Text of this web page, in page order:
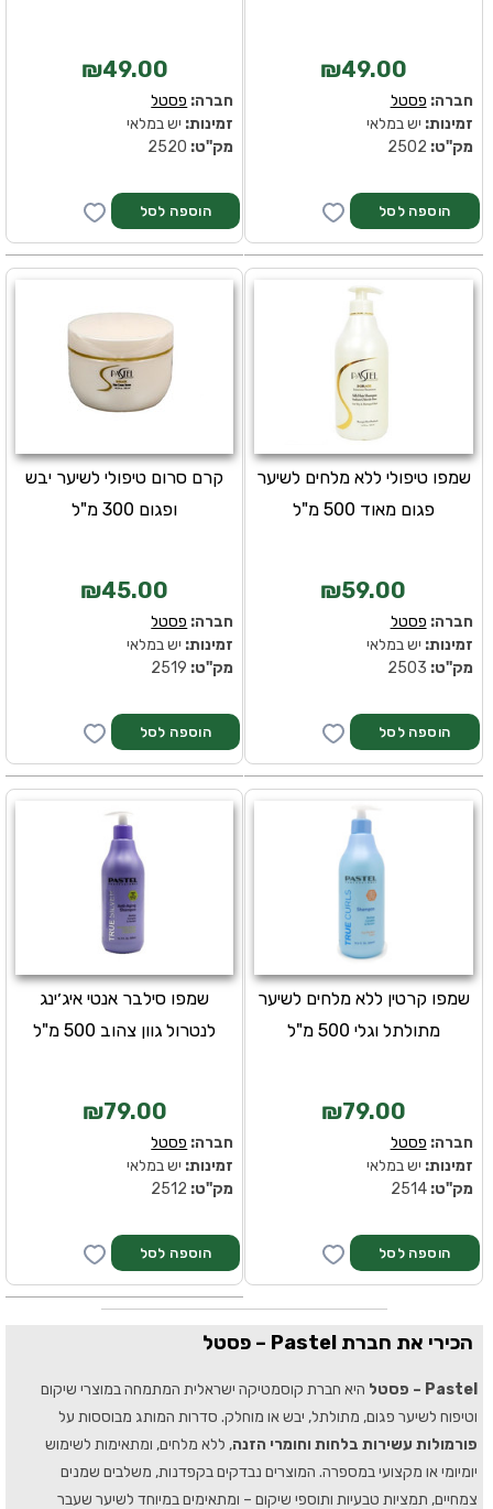
₪49.00
חברה: פסטל
זמינות: יש במלאי
מק''ט:
₪49.00
חברה: פסטל
זמינות: יש במלאי
מק''ט:
קרם סרום טיפולי לשיער יבש
ופגום 300 מ"ל
₪45.00
חברה: פסטל
זמינות: יש במלאי
מק''ט:
שמפו טיפולי ללא מלחים לשיער
פגום מאוד 500 מ"ל
₪59.00
חברה: פסטל
זמינות: יש במלאי
מק''ט:
שמפו סילבר אנטי איג׳ינג
לנטרול גוון צהוב 500 מ"ל
₪79.00
חברה: פסטל
זמינות: יש במלאי
מק''ט:
שמפו קרטין ללא מלחים לשיער
מתולתל וגלי 500 מ"ל
₪79.00
חברה: פסטל
זמינות: יש במלאי
מק''ט: 2514
הכירי את חברת Pastel – פסטל
Pastel – פסטל
היא חברת קוסמטיקה ישראלית המתמחה במוצרי שיקום
וטיפוח לשיער פגום, מתולתל, יבש או מוחלק. סדרות המותג מבוססות על
פורמולות עשירות בלחות וחומרי הזנה, ללא מלחים, ומתאימות לשימוש
יומיומי או מקצועי במספרה. המוצרים נבדקים בקפדנות, משלבים שמנים
צמחיים, תמציות טבעיות ותוספי שיקום – ומתאימים במיוחד לשיער שעבר